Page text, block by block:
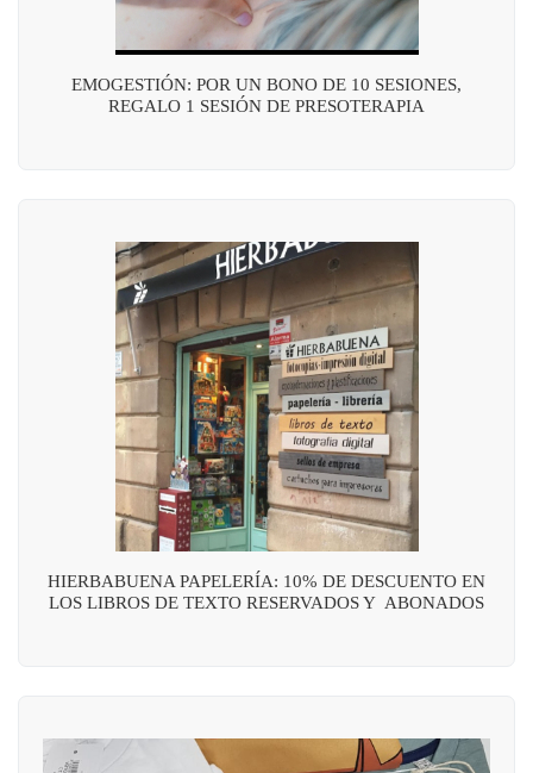
EMOGESTIÓN: POR UN BONO DE 10 SESIONES,
REGALO 1 SESIÓN DE PRESOTERAPIA
HIERBABUENA PAPELERÍA: 10% DE DESCUENTO EN
LOS LIBROS DE TEXTO RESERVADOS Y ABONADOS